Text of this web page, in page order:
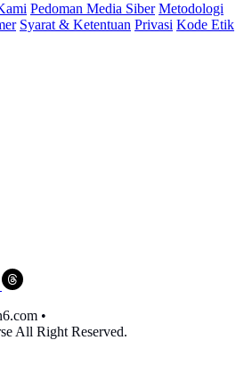
Pedoman Media Siber Metodologi
Syarat & Ketentuan Privasi Kode Etik
•
All Right Reserved.